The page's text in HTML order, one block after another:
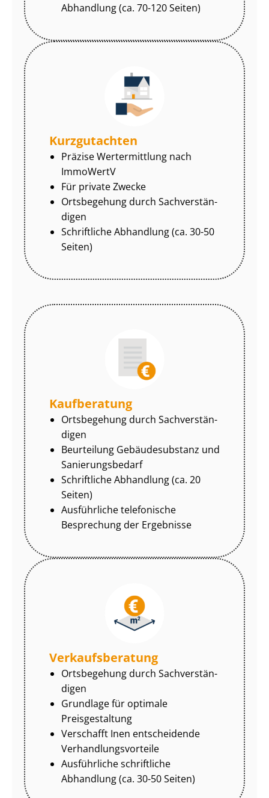
Abhandlung (ca. 70-120 Seiten)
Kurzgutachten
Präzise Wertermittlung nach
ImmoWertV
Für private Zwecke
Ortsbegehung durch Sach­ver­stän­
di­gen
Schriftliche Abhandlung (ca. 30-50
Seiten)
Kaufberatung
Ortsbegehung durch Sach­ver­stän­
di­gen
Beurteilung Gebäudesubstanz und
Sa­nie­rungs­be­darf
Schriftliche Abhandlung (ca. 20
Seiten)
Ausführliche telefonische
Besprechung der Ergebnisse
Ver­kaufs­be­ra­tung
Ortsbegehung durch Sach­ver­stän­
di­gen
Grundlage für optimale
Preisgestaltung
Verschafft Inen entscheidende
Ver­hand­lungs­vor­tei­le
Ausführliche schriftliche
Abhandlung (ca. 30-50 Seiten)